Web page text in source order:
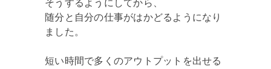
そうするようにしてから、
随分と自分の仕事がはかどるようになり
ました。
短い時間で多くのアウトプットを出せる